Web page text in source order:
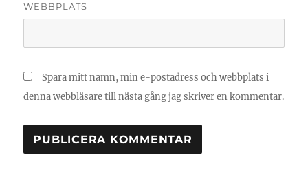
WEBBPLATS
Spara mitt namn, min e-postadress och webbplats i
denna webbläsare till nästa gång jag skriver en kommentar.